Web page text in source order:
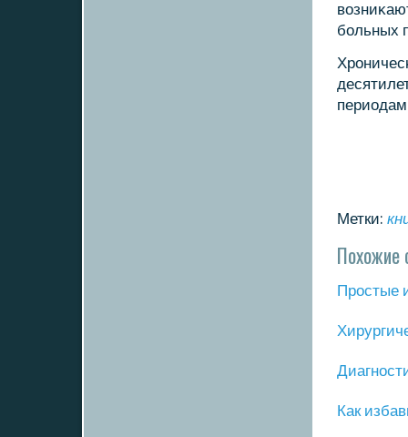
бοльных
Метки:
Похожие
Прοстые
Как